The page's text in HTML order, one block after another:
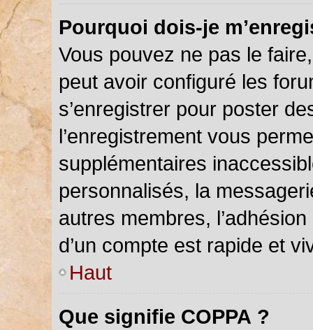
Pourquoi dois-je
Vous pouvez ne pas le
peut avoir configuré les
s’enregistrer pour poster
l’enregistrement vous
supplémentaires
personnalisés, la
autres membres,
d’un compte est rapide et
Haut
Que signifie COPPA ?